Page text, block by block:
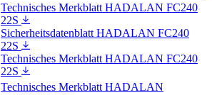
Technisches Merkblatt HADALAN FC240
22S
Sicherheitsdatenblatt HADALAN FC240
22S
Technisches Merkblatt HADALAN FC240
22S
Technisches Merkblatt HADALAN